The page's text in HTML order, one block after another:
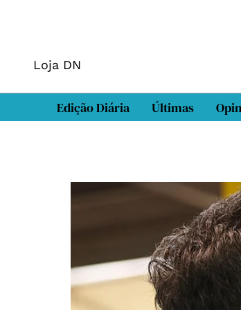
Loja DN
Edição Diária Últimas